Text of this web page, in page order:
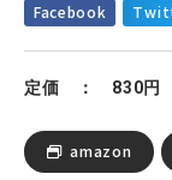
Facebook
定価 ： 830円（
amazon